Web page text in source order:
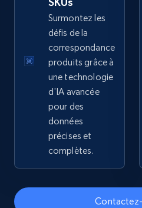
URL, Title, Available,
price, Final price, Discount
5.4K+ 667+
TikTok Shop - Collect
by keywords search
URL, Title, Available,
price, Final price, Discount
667+
Surmontez les
défis de la
correspondance
produits grâce à
une technologie
d'IA avancée
pour des
données
précises et
complètes.